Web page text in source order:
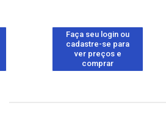
Faça seu login ou
cadastre-se para
ver preços e
comprar